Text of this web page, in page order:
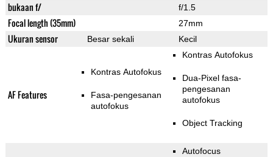
bukaan f/ f/1.5
Focal length (35mm) 27mm
Ukuran sensor Besar sekali Kecil
AF Features
Kontras Autofokus
Fasa-pengesanan
autofokus
Kontras Autofokus
Dua-Pixel fasa-
pengesanan
autofokus
Object Tracking
Autofocus